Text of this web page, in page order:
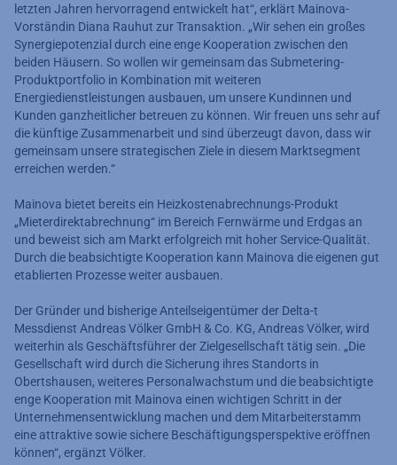
letzten Jahren hervorragend entwickelt hat“, erklärt Mainova-
Vorständin Diana Rauhut zur Transaktion. „Wir sehen ein großes
Synergiepotenzial durch eine enge Kooperation zwischen den
beiden Häusern. So wollen wir gemeinsam das Submetering-
Produktportfolio in Kombination mit weiteren
Energiedienstleistungen ausbauen, um unsere Kundinnen und
Kunden ganzheitlicher betreuen zu können. Wir freuen uns sehr auf
die künftige Zusammenarbeit und sind überzeugt davon, dass wir
gemeinsam unsere strategischen Ziele in diesem Marktsegment
erreichen werden.“
Mainova bietet bereits ein Heizkostenabrechnungs-Produkt
„Mieterdirektabrechnung“ im Bereich Fernwärme und Erdgas an
und beweist sich am Markt erfolgreich mit hoher Service-Qualität.
Durch die beabsichtigte Kooperation kann Mainova die eigenen gut
etablierten Prozesse weiter ausbauen.
Der Gründer und bisherige Anteilseigentümer der Delta-t
Messdienst Andreas Völker GmbH & Co. KG, Andreas Völker, wird
weiterhin als Geschäftsführer der Zielgesellschaft tätig sein. „Die
Gesellschaft wird durch die Sicherung ihres Standorts in
Obertshausen, weiteres Personalwachstum und die beabsichtigte
enge Kooperation mit Mainova einen wichtigen Schritt in der
Unternehmensentwicklung machen und dem Mitarbeiterstamm
eine attraktive sowie sichere Beschäftigungsperspektive eröffnen
können“, ergänzt Völker.